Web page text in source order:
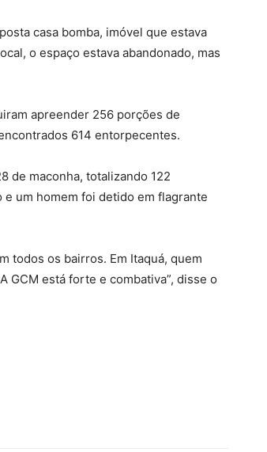
casa bomba, imóvel que estava
o espaço estava abandonado, mas
apreender 256 porções de
614 entorpecentes.
de maconha, totalizando 122
um homem foi detido em flagrante
todos os bairros. Em Itaquá, quem
GCM está forte e combativa”, disse o